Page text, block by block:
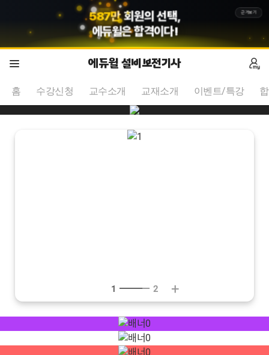
587만 회원의 선택,
에듀윌은 합격이다!
근거보기
에듀윌 설비보전기사
홈 수강신청 교수소개 교재소개 이벤트/특강
1 2 +
[안내] 2026년 커리큘럼 및 강의, 교재 안내
[안내] 에듀윌 동영상 플레이어 변경 안내